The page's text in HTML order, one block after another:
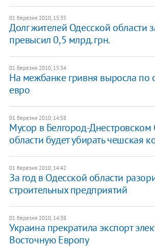
01 березня 2010, 15:35
Долг жителей Одесской области
превысил 0,5 млрд. грн.
01 березня 2010, 15:34
На межбанке гривня выросла по
евро
01 березня 2010, 14:58
Мусор в Белгород-Днестровском
области будет убирать чешская
01 березня 2010, 14:42
За год в Одесской области
строительных предприятий
01 березня 2010, 14:38
Украина прекратила экспорт
Восточную Европу